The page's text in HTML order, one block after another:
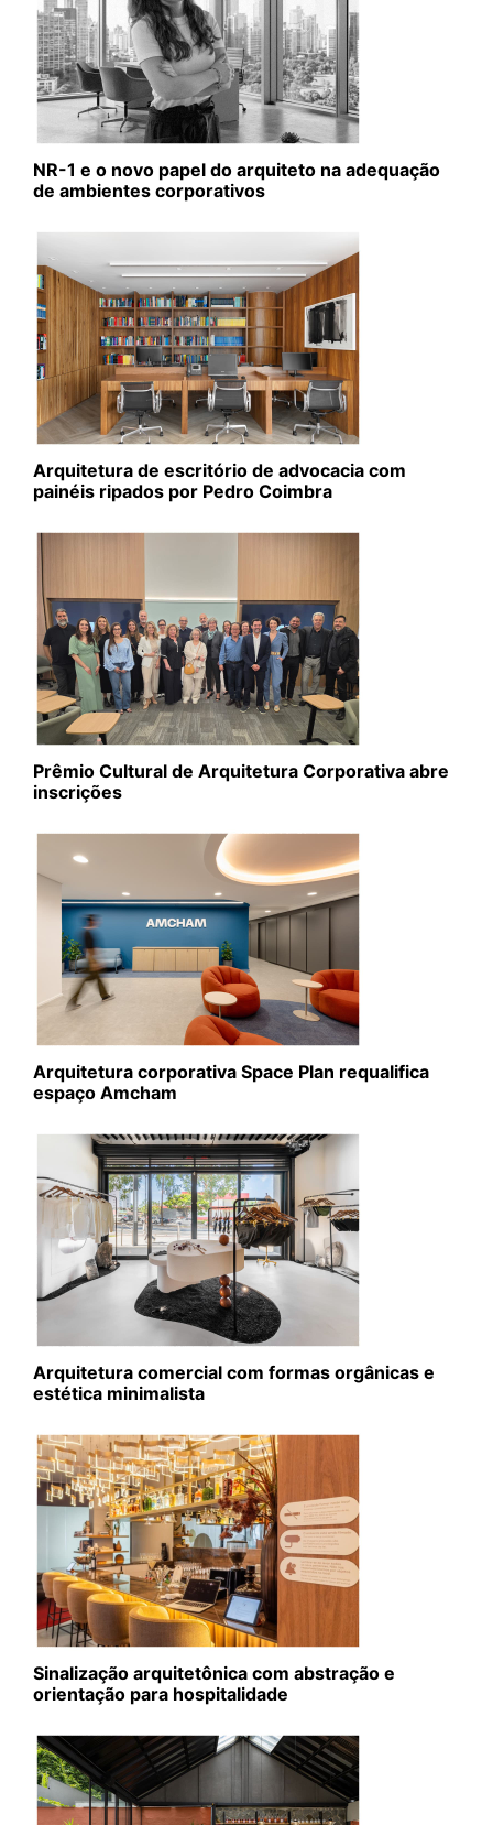
NR-1 e o novo papel do arquiteto na adequação
de ambientes corporativos
Arquitetura de escritório de advocacia com
painéis ripados por Pedro Coimbra
Prêmio Cultural de Arquitetura Corporativa abre
inscrições
Arquitetura corporativa Space Plan requalifica
espaço Amcham
Arquitetura comercial com formas orgânicas e
estética minimalista
Sinalização arquitetônica com abstração e
orientação para hospitalidade